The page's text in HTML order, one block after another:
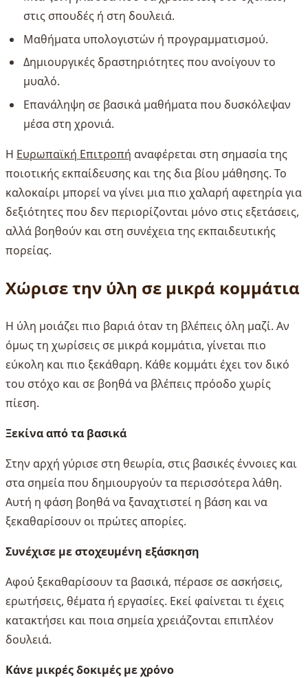
στις σπουδές ή στη δουλειά.
Μαθήματα υπολογιστών ή προγραμματισμού.
Δημιουργικές δραστηριότητες που ανοίγουν το
μυαλό.
Επανάληψη σε βασικά μαθήματα που δυσκόλεψαν
μέσα στη χρονιά.
Η Ευρωπαϊκή Επιτροπή αναφέρεται στη σημασία της
ποιοτικής εκπαίδευσης και της δια βίου μάθησης. Το
καλοκαίρι μπορεί να γίνει μια πιο χαλαρή αφετηρία για
δεξιότητες που δεν περιορίζονται μόνο στις εξετάσεις,
αλλά βοηθούν και στη συνέχεια της εκπαιδευτικής
πορείας.
Χώρισε την ύλη σε μικρά κομμάτια
Η ύλη μοιάζει πιο βαριά όταν τη βλέπεις όλη μαζί. Αν
όμως τη χωρίσεις σε μικρά κομμάτια, γίνεται πιο
εύκολη και πιο ξεκάθαρη. Κάθε κομμάτι έχει τον δικό
του στόχο και σε βοηθά να βλέπεις πρόοδο χωρίς
πίεση.
Ξεκίνα από τα βασικά
Στην αρχή γύρισε στη θεωρία, στις βασικές έννοιες και
στα σημεία που δημιουργούν τα περισσότερα λάθη.
Αυτή η φάση βοηθά να ξαναχτιστεί η βάση και να
ξεκαθαρίσουν οι πρώτες απορίες.
Συνέχισε με στοχευμένη εξάσκηση
Αφού ξεκαθαρίσουν τα βασικά, πέρασε σε ασκήσεις,
ερωτήσεις, θέματα ή εργασίες. Εκεί φαίνεται τι έχεις
κατακτήσει και ποια σημεία χρειάζονται επιπλέον
δουλειά.
Κάνε μικρές δοκιμές με χρόνο